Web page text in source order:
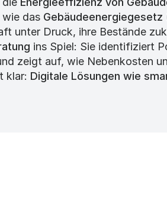
wie das Gebäudeenergiegesetz
unter Druck, ihre Bestände
ins Spiel: Sie identifiziert
zeigt auf, wie Nebenkosten
klar: Digitale Lösungen wie